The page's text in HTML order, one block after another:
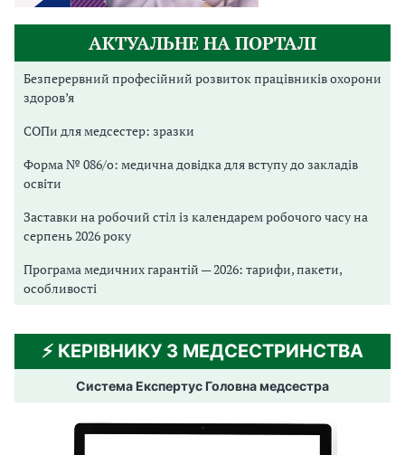
АКТУАЛЬНЕ НА ПОРТАЛІ
Безперервний професійний розвиток працівників охорони
здоров’я
СОПи для медсестер: зразки
Форма № 086/о: медична довідка для вступу до закладів
освіти
Заставки на робочий стіл із календарем робочого часу на
серпень 2026 року
Програма медичних гарантій — 2026: тарифи, пакети,
особливості
⚡️ КЕРІВНИКУ З МЕДСЕСТРИНСТВА
Система Експертус Головна медсестра